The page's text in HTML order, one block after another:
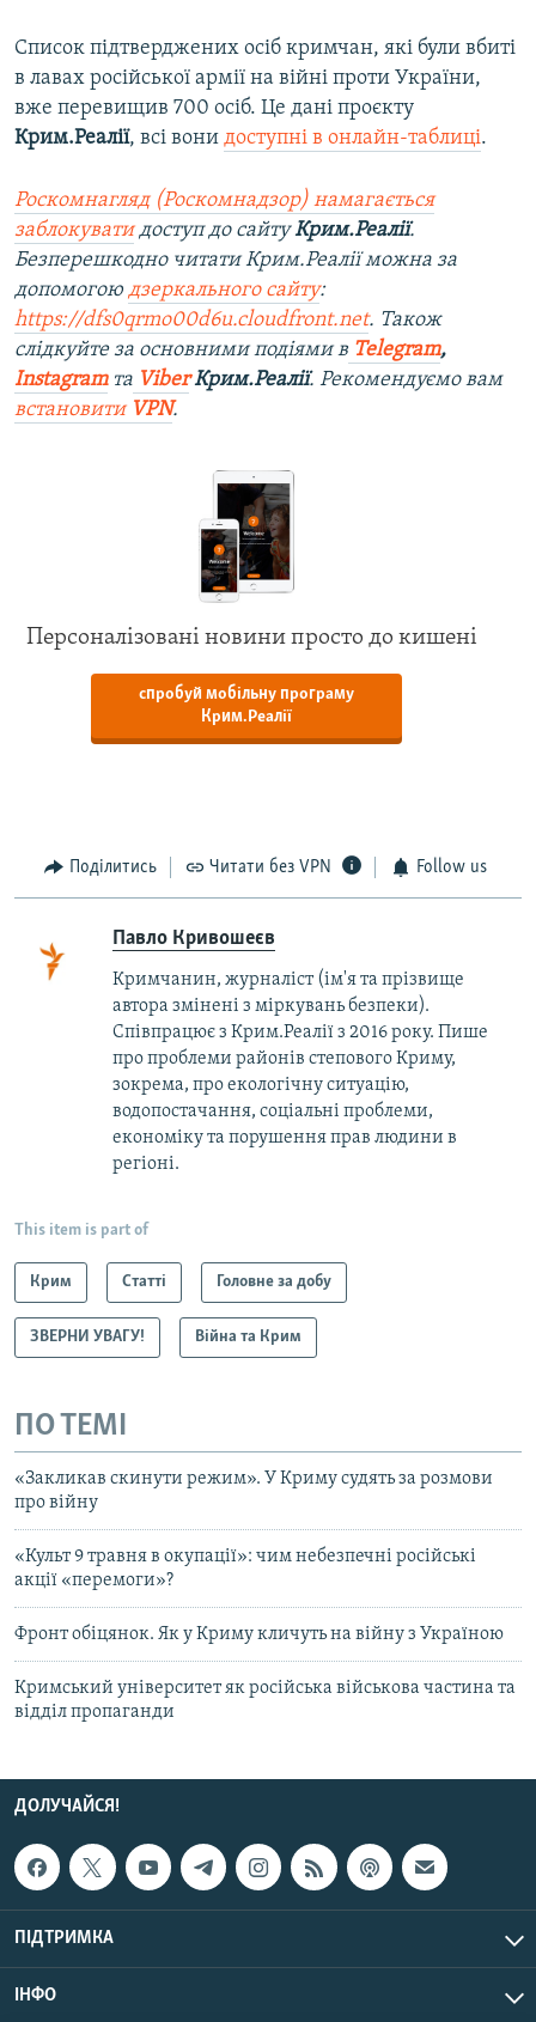
Список підтверджених осіб кримчан, які були вбиті
в лавах російської армії на війні проти України,
вже перевищив 700 осіб. Це дані проєкту
Крим.Реалії, всі вони доступні в онлайн-таблиці.
Роскомнагляд (Роскомнадзор) намагається
заблокуватидоступ до сайтуКрим.Реалії.
Безперешкодно читати Крим.Реалії можна за
допомогою дзеркального сайту:
https://dfs0qrmo00d6u.cloudfront.net. Також
слідкуйте за основними подіями в Telegram,
Instagramта ViberКрим.Реалії. Рекомендуємо вам
встановити VPN.
Персоналізовані новини просто до кишені
спробуй мобільну програму
Крим.Реалії
Поділитись Читати без VPN Follow us
Павло Кривошеєв
Кримчанин, журналіст (ім'я та прізвище
автора змінені з міркувань безпеки).
Співпрацює з Крим.Реалії з 2016 року. Пише
про проблеми районів степового Криму,
зокрема, про екологічну ситуацію,
водопостачання, соціальні проблеми,
економіку та порушення прав людини в
регіоні.
This item is part of
Крим Статті Головне за добу
ЗВЕРНИ УВАГУ! Війна та Крим
ПО ТЕМІ
«Закликав скинути режим». У Криму судять за розмови
про війну
«Культ 9 травня в окупації»: чим небезпечні російські
акції «перемоги»?
Фронт обіцянок. Як у Криму кличуть на війну з Україною
Кримський університет як російська військова частина та
відділ пропаганди
ДОЛУЧАЙСЯ!
ПІДТРИМКА
ІНФО